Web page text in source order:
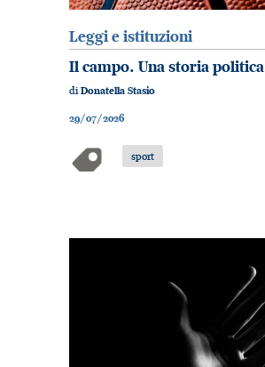
Leggi e istituzioni
Il campo. Una storia politica
diDonatella Stasio
29/07/2026
sport